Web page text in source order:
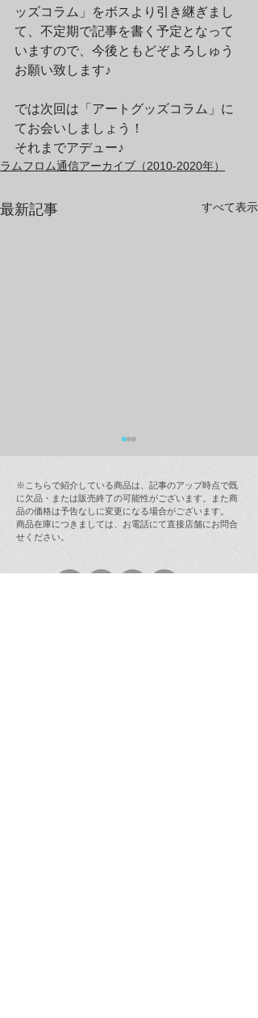
ッズコラム」をボスより引き継ぎまし
て、不定期で記事を書く予定となって
いますので、今後ともどぞよろしゅう
お願い致します♪
では次回は「アートグッズコラム」に
てお会いしましょう！
それまでアデュー♪
ラムフロム通信アーカイブ（2010-2020年）
最新記事 すべて表示
ラムフロム年末年始営業
※こちらで紹介している商品は、記事のアップ時点で既
に欠品・または販売終了の可能性がございます。また商
品の価格は予告なしに変更になる場合がございます。
商品在庫につきましては、お電話にて直接店舗にお問合
せください。